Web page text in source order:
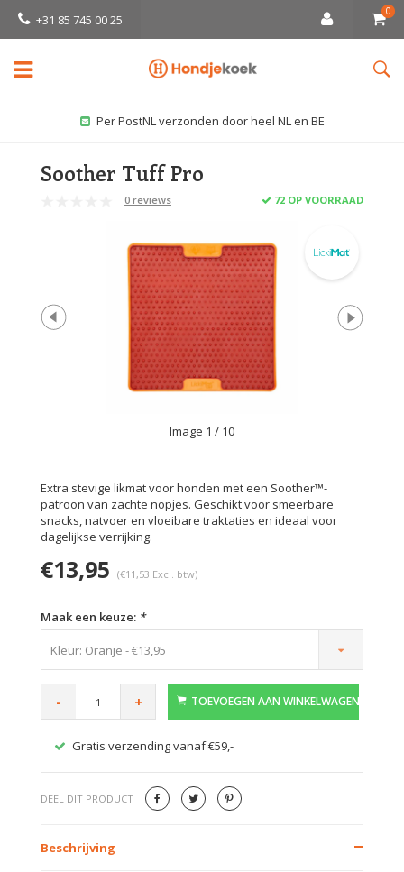
+31 85 745 00 25
0
Per PostNL verzonden door heel NL en BE
Soother Tuff Pro
0 reviews 72 OP VOORRAAD
Image 1 / 10
Extra stevige likmat voor honden met een Soother™-
patroon van zachte nopjes. Geschikt voor smeerbare
snacks, natvoer en vloeibare traktaties en ideaal voor
dagelijkse verrijking.
€13,95 (€11,53 Excl. btw)
Maak een keuze: *
Kleur: Oranje - €13,95
- + TOEVOEGEN AAN WINKELWAGEN
Gratis verzending vanaf €59,-
DEEL DIT PRODUCT
Beschrijving